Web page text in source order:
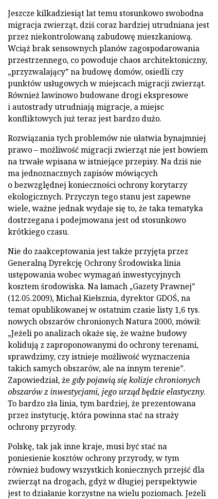
Jeszcze kilkadziesiąt lat temu stosunkowo swobodna
migracja zwierząt, dziś coraz bardziej utrudniana jest
przez niekontrolowaną zabudowę mieszkaniową.
Wciąż brak sensownych planów zagospodarowania
przestrzennego, co powoduje chaos architektoniczny,
„przyzwalający” na budowę domów, osiedli czy
punktów usługowych w miejscach migracji zwierząt.
Również lawinowo budowane drogi ekspresowe
i autostrady utrudniają migracje, a miejsc
konfliktowych już teraz jest bardzo dużo.
Rozwiązania tych problemów nie ułatwia bynajmniej
prawo – możliwość migracji zwierząt nie jest bowiem
na trwałe wpisana w istniejące przepisy. Na dziś nie
ma jednoznacznych zapisów mówiących
o bezwzględnej konieczności ochrony korytarzy
ekologicznych. Przyczyn tego stanu jest zapewne
wiele, ważne jednak wydaje się to, że taka tematyka
dostrzegana i podejmowana jest od stosunkowo
krótkiego czasu.
Nie do zaakceptowania jest także przyjęta przez
Generalną Dyrekcję Ochrony Środowiska linia
ustępowania wobec wymagań inwestycyjnych
kosztem środowiska. Na łamach „Gazety Prawnej”
(12.05.2009), Michał Kiełsznia, dyrektor GDOŚ, na
temat opublikowanej w ostatnim czasie listy 1,6 tys.
nowych obszarów chronionych Natura 2000, mówił:
„Jeżeli po analizach okaże się, że ważne budowy
kolidują z zaproponowanymi do ochrony terenami,
sprawdzimy, czy istnieje możliwość wyznaczenia
takich samych obszarów, ale na innym terenie”.
Zapowiedział, że gdy pojawią się kolizje chronionych
obszarów z inwestycjami, jego urząd będzie elastyczny.
To bardzo zła linia, tym bardziej, że prezentowana
przez instytucję, która powinna stać na straży
ochrony przyrody.
Polskę, tak jak inne kraje, musi być stać na
poniesienie kosztów ochrony przyrody, w tym
również budowy wszystkich koniecznych przejść dla
zwierząt na drogach, gdyż w długiej perspektywie
jest to działanie korzystne na wielu poziomach. Jeżeli